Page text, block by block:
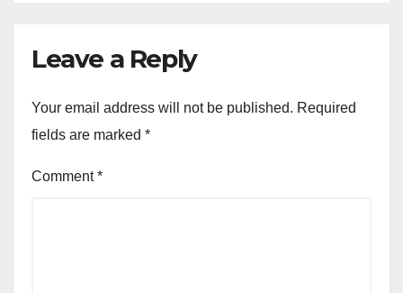
Leave a Reply
Your email address will not be published. Required
fields are marked *
Comment*